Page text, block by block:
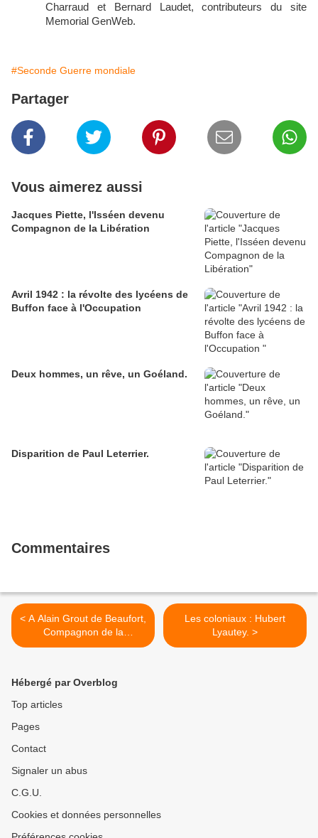
Charraud et Bernard Laudet, contributeurs du site
Memorial GenWeb.
#Seconde Guerre mondiale
Partager
Vous aimerez aussi
Jacques Piette, l'Isséen devenu
Compagnon de la Libération
Avril 1942 : la révolte des lycéens de
Buffon face à l'Occupation
Deux hommes, un rêve, un Goéland.
Disparition de Paul Leterrier.
Commentaires
< A Alain Grout de Beaufort,
Compagnon de la
Libération.
Les coloniaux : Hubert
Lyautey. >
Hébergé par Overblog
Top articles
Pages
Contact
Signaler un abus
C.G.U.
Cookies et données personnelles